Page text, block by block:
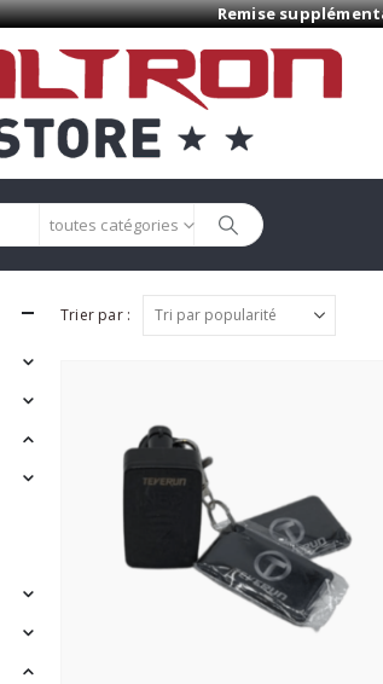
Remise
toutes catégories
Trier par :